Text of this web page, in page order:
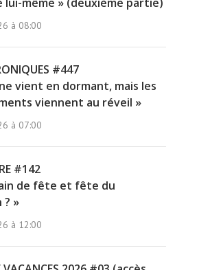
lui-même » (deuxième partie)
à 08:00
#447
vient en dormant, mais les
viennent au réveil »
à 07:00
#142
de fête et fête du
? »
à 12:00